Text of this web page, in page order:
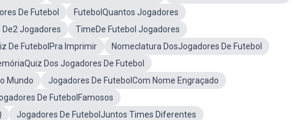
De Futebol
FutebolQuantos Jogadores
De2 Jogadores
TimeDe Futebol Jogadores
De FutebolPra Imprimir
Nomeclatura DosJogadores De Futebol
Dos Jogadores De Futebol
Mundo
Jogadores De FutebolCom Nome Engraçado
De FutebolFamosos
Jogadores De FutebolJuntos Times Diferentes